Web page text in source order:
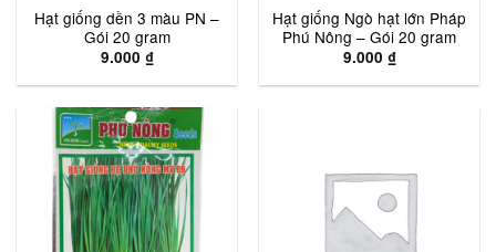
Hạt giống dền 3 màu PN –
Gói 20 gram
9.000 ₫
Hạt giống Ngò hạt lớn Pháp
Phú Nông – Gói 20 gram
9.000 ₫